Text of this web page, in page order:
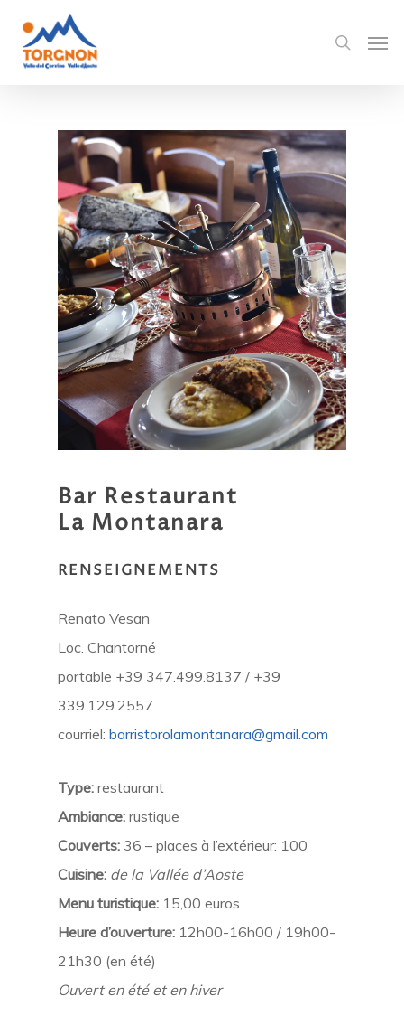
Bar Restaurant
La Montanara
RENSEIGNEMENTS
Renato Vesan
Loc. Chantorné
portable +39 347.499.8137 / +39
339.129.2557
courriel:barristorolamontanara@gmail.com
Type: restaurant
Ambiance: rustique
Couverts: 36 – places à l’extérieur: 100
Cuisine: de la Vallée d’Aoste
Menu turistique: 15,00 euros
Heure d’ouverture: 12h00-16h00 / 19h00-
21h30 (en été)
Ouvert en été et en hiver